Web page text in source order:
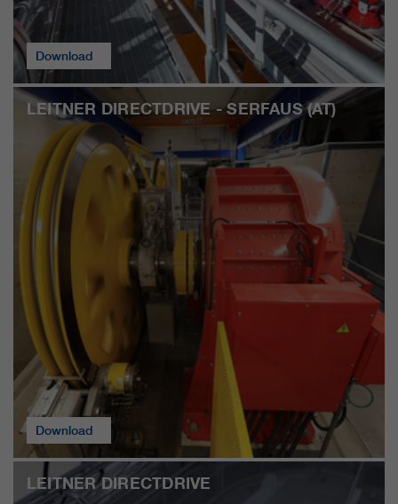
Download
LEITNER DIRECTDRIVE - SERFAUS (AT)
Download
LEITNER DIRECTDRIVE
qui nous aident à améliorer nos
sites Internet / nos applications.
Ces informations sont également
transmises à nos clients /